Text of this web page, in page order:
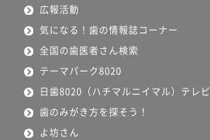
広報活動
気になる！歯の情報誌コーナー
全国の歯医者さん検索
テーマパーク8020
日歯8020（ハチマルニイマル）テレビ
歯のみがき方を探そう！
よ坊さん